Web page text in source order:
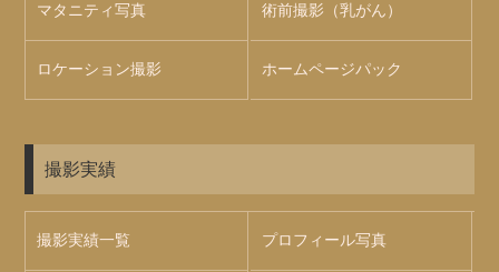
マタニティ写真 術前撮影（乳がん）
ロケーション撮影 ホームページパック
撮影実績
撮影実績一覧 プロフィール写真